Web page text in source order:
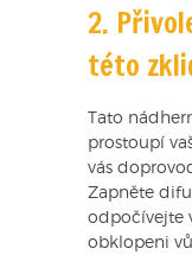
2.
této
Tato
prostoupí
vás
Zapněte
odpočívejte
obklopeni